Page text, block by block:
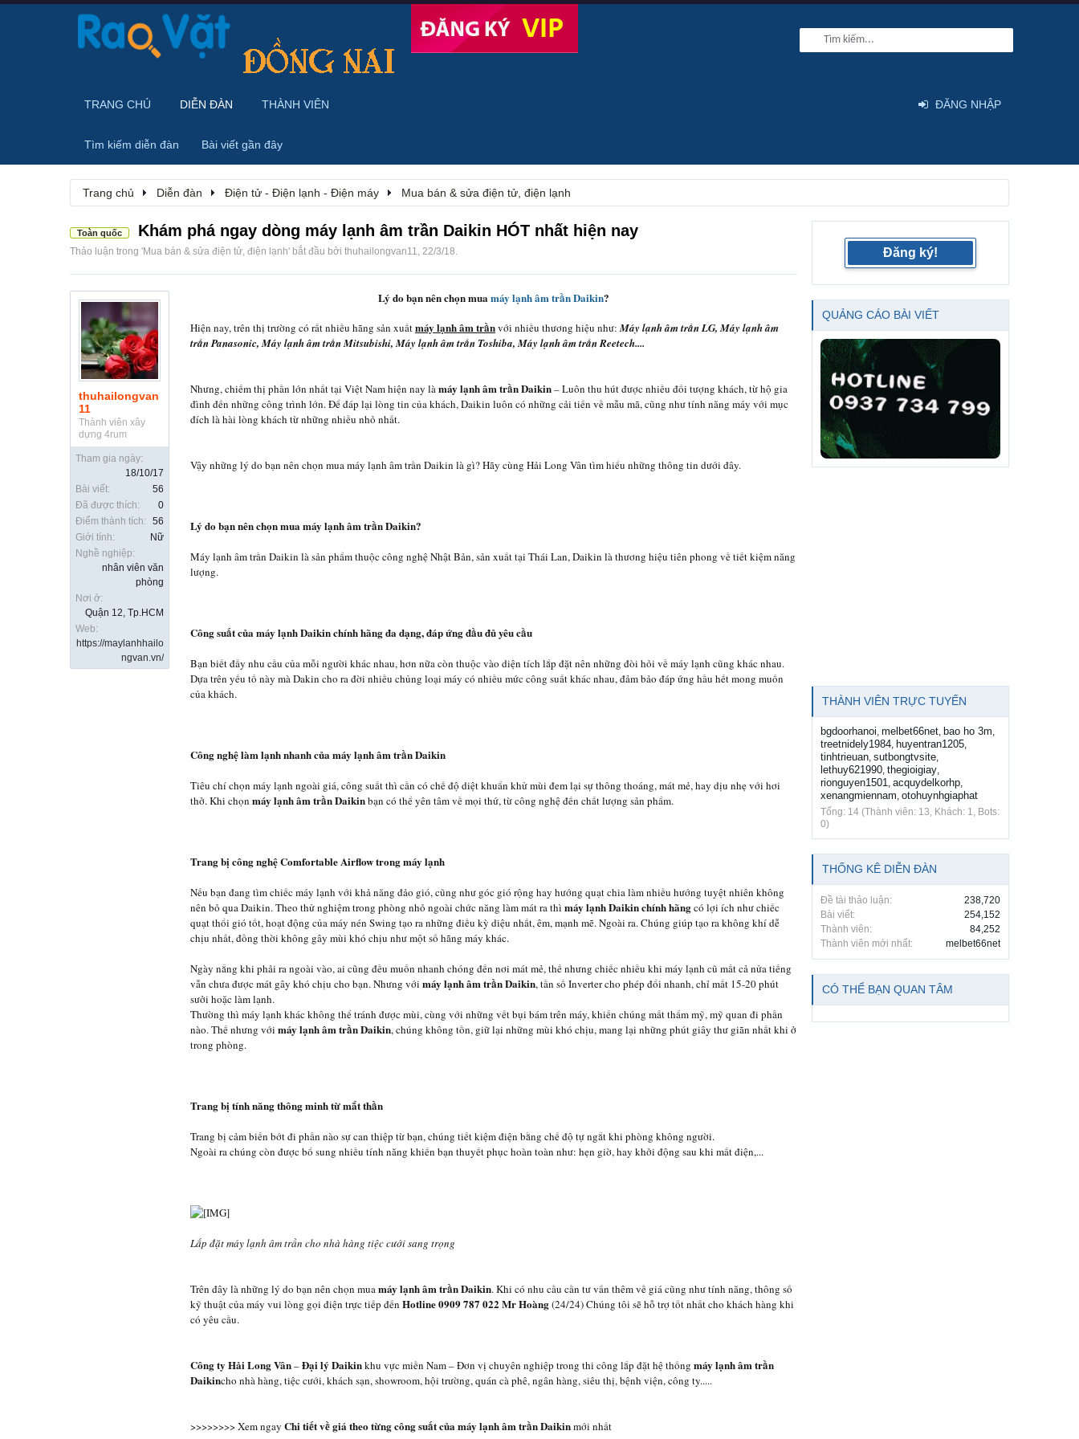
Trang chủ Diễn đàn Điện tử - Điện lạnh - Điện máy Mua bán & sửa điện tử, điện lạnh
Toàn quốc Khám phá ngay dòng máy lạnh âm trần Daikin HÓT nhất hiện nay
Thảo luận trong 'Mua bán & sửa điện tử, điện lạnh' bắt đầu bởi thuhailongvan11, 22/3/18.
thuhailongvan
11
Thành viên xây
dựng 4rum
Tham gia ngày:
18/10/17
Bài viết:
56
Đã được thích:
0
Điểm thành tích:
56
Giới tính:
Nữ
Nghề nghiệp:
nhân viên văn
phòng
Nơi ở:
Quận 12, Tp.HCM
Web:
https://maylanhhailo
ngvan.vn/
Lý do bạn nên chọn muamáy lạnh âm trần Daikin?
Hiện nay, trên thị trường có rất nhiều hãng sản xuấtmáy lạnh âm trầnvới nhiều thương hiệu như:Máy lạnh âm trần LG, Máy lạnh âm
trần Panasonic, Máy lạnh âm trần Mitsubishi, Máy lạnh âm trần Toshiba, Máy lạnh âm trần Reetech....
Nhưng, chiếm thị phần lớn nhất tại Việt Nam hiện nay làmáy lạnh âm trần Daikin– Luôn thu hút được nhiều đối tượng khách, từ hộ gia
đình đến những công trình lớn. Để đáp lại lòng tin của khách, Daikin luôn có những cải tiến về mẫu mã, cũng như tính năng máy với mục
đích là hài lòng khách từ những nhiều nhỏ nhất.
Vậy những lý do bạn nên chọn mua máy lạnh âm trần Daikin là gì? Hãy cùng Hải Long Vân tìm hiểu những thông tin dưới đây.
Lý do bạn nên chọn mua máy lạnh âm trần Daikin?
Máy lạnh âm trần Daikin là sản phẩm thuộc công nghệ Nhật Bản, sản xuất tại Thái Lan, Daikin là thương hiệu tiên phong về tiết kiệm năng
lượng.
Công suất của máy lạnh Daikin chính hãng đa dạng, đáp ứng đầu đủ yêu cầu
Bạn biết đấy nhu cầu của mỗi người khác nhau, hơn nữa còn thuộc vào diện tích lắp đặt nên những đòi hỏi về máy lạnh cũng khác nhau.
Dựa trên yếu tố này mà Dakin cho ra đời nhiều chủng loại máy có nhiều mức công suất khác nhau, đảm bảo đáp ứng hầu hết mong muốn
của khách.
Công nghệ làm lạnh nhanh của máy lạnh âm trần Daikin
Tiêu chí chọn máy lạnh ngoài giá, công suất thì cần có chế độ diệt khuẩn khử mùi đem lại sự thông thoáng, mát mẻ, hay dịu nhẹ với hơi
thở. Khi chọn máy lạnh âm trần Daikinbạn có thể yên tâm về mọi thứ, từ công nghệ đến chất lượng sản phẩm.
Trang bị công nghệ Comfortable Airflow trong máy lạnh
Nếu bạn đang tìm chiếc máy lạnh với khả năng đảo gió, cũng như góc gió rộng hay hướng quạt chia làm nhiều hướng tuyệt nhiên không
nên bỏ qua Daikin. Theo thử nghiệm trong phòng nhỏ ngoài chức năng làm mát ra thì máy lạnh Daikin chính hãngcó lợi ích như chiếc
quạt thổi gió tốt, hoạt động của máy nén Swing tạo ra những điều kỳ diệu nhất, êm, mạnh mẽ. Ngoài ra. Chúng giúp tạo ra không khí dễ
chịu nhất, đồng thời không gây mùi khó chịu như một số hãng máy khác.
Ngày nắng khi phải ra ngoài vào, ai cũng đều muốn nhanh chóng đến nơi mát mẻ, thế nhưng chiếc nhiều khi máy lạnh cũ mất cả nửa tiếng
vẫn chưa được mát gây khó chịu cho bạn. Nhưng với máy lạnh âm trần Daikin, tần số Inverter cho phép đổi nhanh, chỉ mất 15-20 phút
sưởi hoặc làm lạnh.
Thường thì máy lạnh khác không thể tránh được mùi, cùng với những vết bụi bám trên máy, khiến chúng mất thẩm mỹ, mỹ quan đi phần
nào. Thế nhưng với máy lạnh âm trần Daikin, chúng không tồn, giữ lại những mùi khó chịu, mang lại những phút giây thư giãn nhất khi ở
trong phòng.
Trang bị tính năng thông minh từ mắt thần
Trang bị cảm biến bớt đi phần nào sự can thiệp từ bạn, chúng tiết kiệm điện bằng chế độ tự ngắt khi phòng không người.
Ngoài ra chúng còn được bổ sung nhiều tính năng khiến bạn thuyết phục hoàn toàn như: hẹn giờ, hay khởi động sau khi mất điện,...
Lắp đặt máy lạnh âm trần cho nhà hàng tiệc cưới sang trọng
Trên đây là những lý do bạn nên chọn muamáy lạnh âm trần Daikin. Khi có nhu cầu cần tư vấn thêm về giá cũng như tính năng, thông số
kỹ thuật của máy vui lòng gọi điện trực tiếp đến Hotline 0909 787 022 Mr Hoàng(24/24) Chúng tôi sẽ hỗ trợ tốt nhất cho khách hàng khi
có yêu cầu.
Công ty Hải Long Vân–Đại lý Daikinkhu vực miền Nam – Đơn vị chuyên nghiệp trong thi công lắp đặt hệ thống máy lạnh âm trần
Daikincho nhà hàng, tiệc cưới, khách sạn, showroom, hội trường, quán cà phê, ngân hàng, siêu thị, bệnh viện, công ty.....
>>>>>>>> Xem ngay Chi tiết về giá theo từng công suất của máy lạnh âm trần Daikinmới nhất
Đăng ký!
QUẢNG CÁO BÀI VIẾT
THÀNH VIÊN TRỰC TUYẾN
bgdoorhanoi, melbet66net, bao ho 3m,
treetnidely1984, huyentran1205,
tinhtrieuan, sutbongtvsite,
lethuy621990, thegioigiay,
rionguyen1501, acquydelkorhp,
xenangmiennam, otohuynhgiaphat
Tổng: 14 (Thành viên: 13, Khách: 1, Bots:
0)
THỐNG KÊ DIỄN ĐÀN
Đề tài thảo luận:
238,720
Bài viết:
254,152
Thành viên:
84,252
Thành viên mới nhất:
melbet66net
CÓ THỂ BẠN QUAN TÂM
TRANG CHỦ DIỄN ĐÀN
Tìm kiếm diễn đàn Bài viết gần đây
THÀNH VIÊN ĐĂNG NHẬP